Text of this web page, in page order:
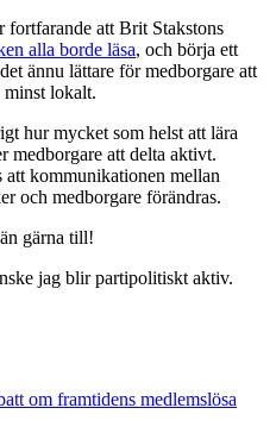
fortfarande att Brit Stakstons
alla borde läsa, och börja ett
ännu lättare för medborgare att
minst lokalt.
hur mycket som helst att lära
medborgare att delta aktivt.
att kommunikationen mellan
och medborgare förändras.
gärna till!
jag blir partipolitiskt aktiv.
om framtidens medlemslösa